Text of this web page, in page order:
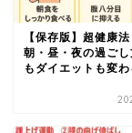
【保存版】超健康法
朝・昼・夜の過ご
もダイエットも変わ